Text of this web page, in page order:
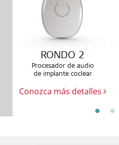
RONDO 2
Procesador de audio
de implante coclear
Conozca más detalles